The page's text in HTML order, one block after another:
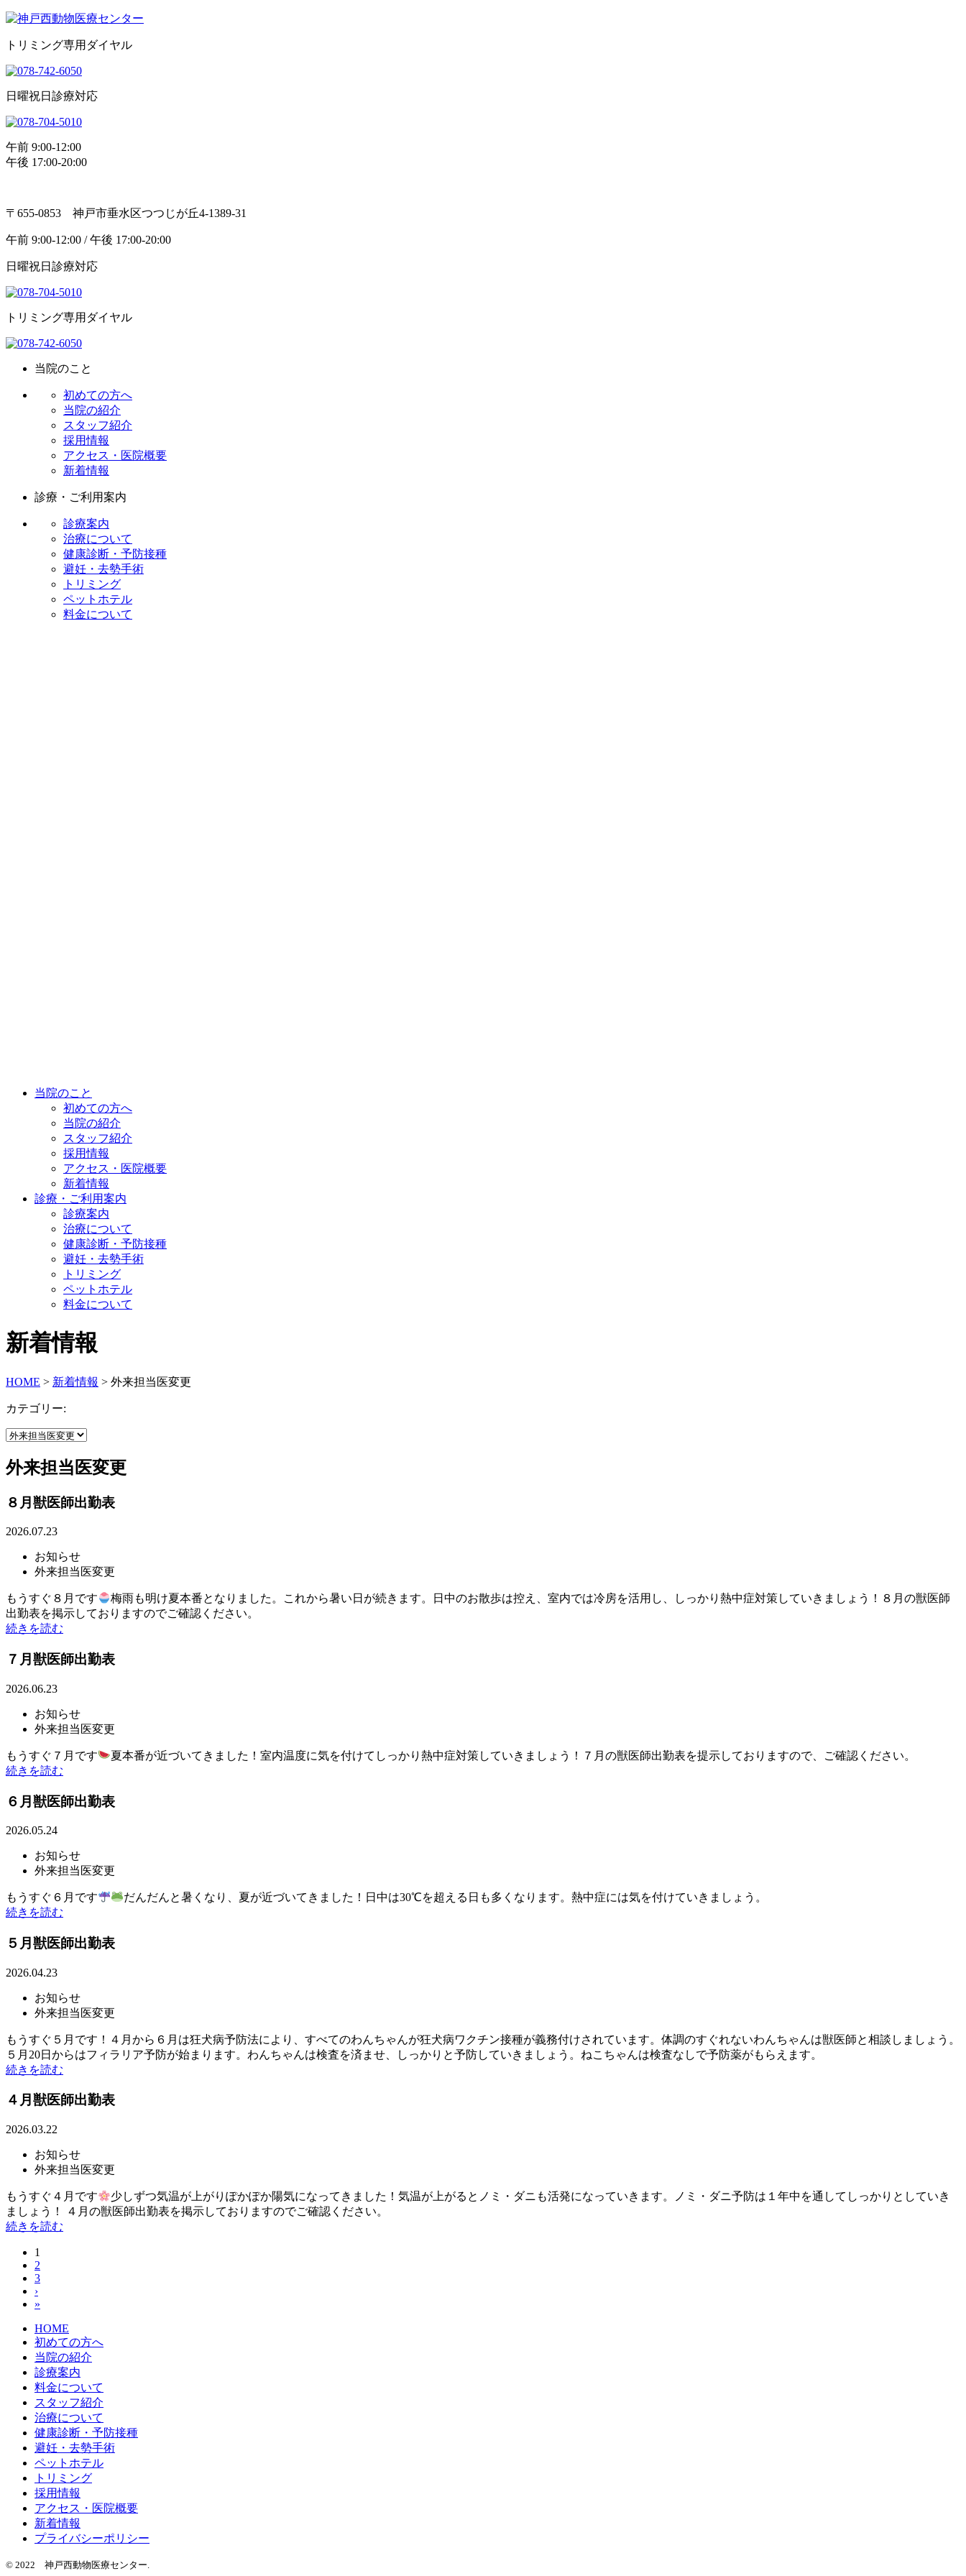
トリミング専用ダイヤル
日曜祝日診療対応
午前 9:00-12:00
午後 17:00-20:00
〒655-0853 神戸市垂水区つつじが丘4-1389-31
午前 9:00-12:00 / 午後 17:00-20:00
日曜祝日診療対応
トリミング専用ダイヤル
当院のこと
初めての方へ
当院の紹介
スタッフ紹介
採用情報
アクセス・医院概要
新着情報
診療・ご利用案内
診療案内
治療について
健康診断・予防接種
避妊・去勢手術
トリミング
ペットホテル
料金について
当院のこと
初めての方へ
当院の紹介
スタッフ紹介
採用情報
アクセス・医院概要
新着情報
診療・ご利用案内
診療案内
治療について
健康診断・予防接種
避妊・去勢手術
トリミング
ペットホテル
料金について
新着情報
HOME > 新着情報 > 外来担当医変更
カテゴリー:
外来担当医変更
８月獣医師出勤表
2026.07.23
お知らせ
外来担当医変更
もうすぐ８月です
梅雨も明け夏本番となりました。これから暑い日が続きます。日中のお散歩は控え、室内では冷房を活用し、しっかり熱中症対策していきましょう！８月の獣医師
出勤表を掲示しておりますのでご確認ください。
続きを読む
７月獣医師出勤表
2026.06.23
お知らせ
外来担当医変更
もうすぐ７月です
夏本番が近づいてきました！室内温度に気を付けてしっかり熱中症対策していきましょう！７月の獣医師出勤表を提示しておりますので、ご確認ください。
続きを読む
６月獣医師出勤表
2026.05.24
お知らせ
外来担当医変更
もうすぐ６月です
だんだんと暑くなり、夏が近づいてきました！日中は30℃を超える日も多くなります。熱中症には気を付けていきましょう。
続きを読む
５月獣医師出勤表
2026.04.23
お知らせ
外来担当医変更
もうすぐ５月です！４月から６月は狂犬病予防法により、すべてのわんちゃんが狂犬病ワクチン接種が義務付けされています。体調のすぐれないわんちゃんは獣医師と相談しましょう。
５月20日からはフィラリア予防が始まります。わんちゃんは検査を済ませ、しっかりと予防していきましょう。ねこちゃんは検査なしで予防薬がもらえます。
続きを読む
４月獣医師出勤表
2026.03.22
お知らせ
外来担当医変更
もうすぐ４月です
少しずつ気温が上がりぽかぽか陽気になってきました！気温が上がるとノミ・ダニも活発になっていきます。ノミ・ダニ予防は１年中を通してしっかりとしていき
ましょう！ ４月の獣医師出勤表を掲示しておりますのでご確認ください。
続きを読む
1
2
3
›
»
HOME
初めての方へ
当院の紹介
診療案内
料金について
スタッフ紹介
治療について
健康診断・予防接種
避妊・去勢手術
ペットホテル
トリミング
採用情報
アクセス・医院概要
新着情報
プライバシーポリシー
© 2022 神戸西動物医療センター.